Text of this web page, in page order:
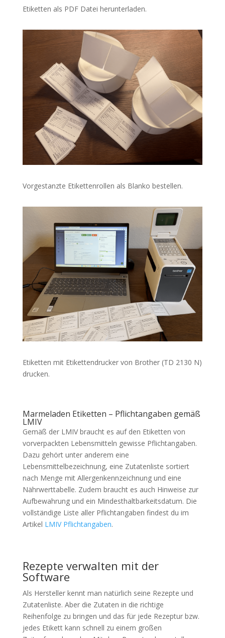
Etiketten als PDF Datei herunterladen.
Vorgestanzte Etikettenrollen als Blanko bestellen.
Etiketten mit Etikettendrucker von Brother (TD 2130 N)
drucken.
Marmeladen Etiketten – Pflichtangaben gemäß
LMIV
Gemäß der LMIV braucht es auf den Etiketten von
vorverpackten Lebensmitteln gewisse Pflichtangaben.
Dazu gehört unter anderem eine
Lebensmittelbezeichnung, eine Zutatenliste sortiert
nach Menge mit Allergenkennzeichnung und eine
Nährwerttabelle. Zudem braucht es auch Hinweise zur
Aufbewahrung und ein Mindesthaltbarkeitsdatum. Die
vollständige Liste aller Pflichtangaben findest du im
Artikel LMIV Pflichtangaben.
Rezepte verwalten mit der
Software
Als Hersteller kennt man natürlich seine Rezepte und
Zutatenliste. Aber die Zutaten in die richtige
Reihenfolge zu bringen und das für jede Rezeptur bzw.
jedes Etikett kann schnell zu einem großen